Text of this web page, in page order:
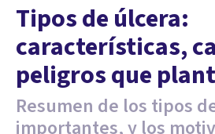
Tipos de úlcera:
características,
peligros que
Resumen de los tipos
importantes, y los